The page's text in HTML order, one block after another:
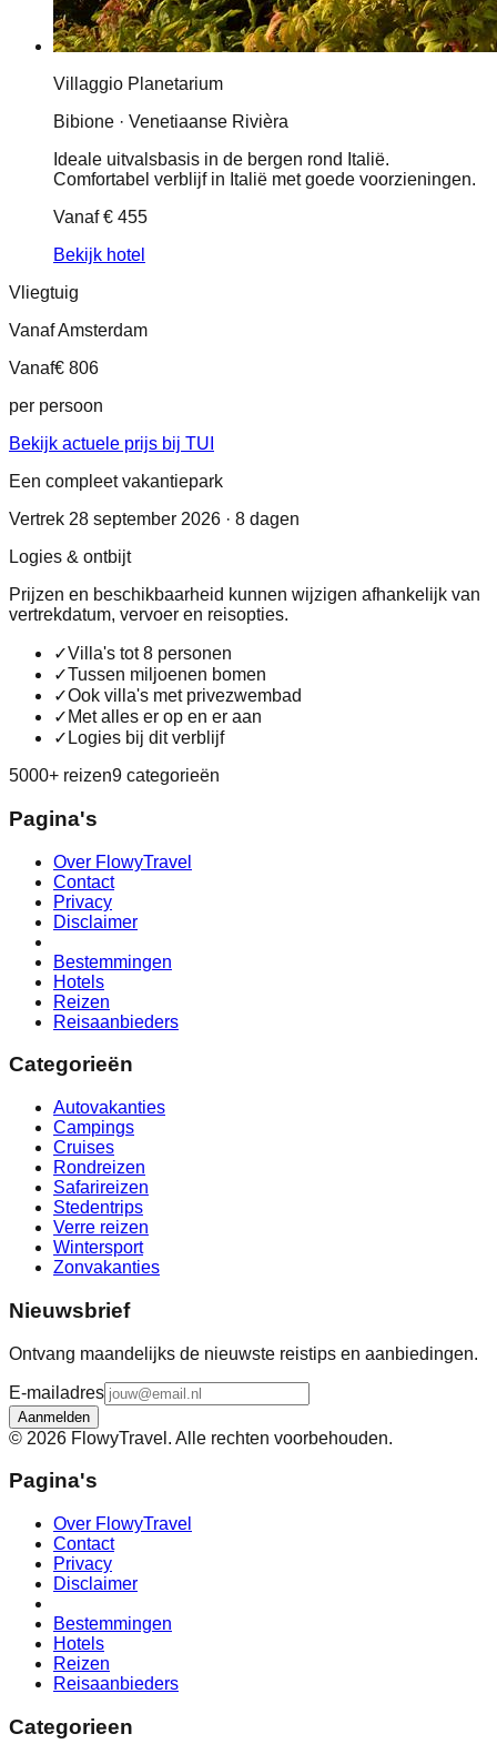
Villaggio Planetarium
Bibione · Venetiaanse Rivièra
Ideale uitvalsbasis in de bergen rond Italië.
Comfortabel verblijf in Italië met goede voorzieningen.
Vanaf€ 455
Bekijk hotel
Vliegtuig
Vanaf Amsterdam
Vanaf€ 806
per persoon
Bekijk actuele prijs bij TUI
Een compleet vakantiepark
Vertrek 28 september 2026 · 8 dagen
Logies & ontbijt
Prijzen en beschikbaarheid kunnen wijzigen afhankelijk van
vertrekdatum, vervoer en reisopties.
✓Villa's tot 8 personen
✓Tussen miljoenen bomen
✓Ook villa's met privezwembad
✓ Met alles er op en er aan
✓ Logies bij dit verblijf
5000+ reizen9 categorieën
Pagina's
Over FlowyTravel
Contact
Privacy
Disclaimer
Bestemmingen
Hotels
Reizen
Reisaanbieders
Categorieën
Autovakanties
Campings
Cruises
Rondreizen
Safarireizen
Stedentrips
Verre reizen
Wintersport
Zonvakanties
Nieuwsbrief
Ontvang maandelijks de nieuwste reistips en aanbiedingen.
E-mailadres
Aanmelden
© 2026 FlowyTravel. Alle rechten voorbehouden.
Pagina's
Over FlowyTravel
Contact
Privacy
Disclaimer
Bestemmingen
Hotels
Reizen
Reisaanbieders
Categorieen